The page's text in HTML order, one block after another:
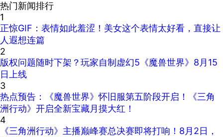
热门新闻排行
1
正惊GIF：表情如此羞涩！美女这个表情太好看，直接让
人遐想连篇
2
版权问题随时下架？玩家自制虚幻5《魔兽世界》8月15
日上线
3
热点预告：《魔兽世界》怀旧服第五阶段开启！《三角
洲行动》开启全新宝藏月摸大红！
4
《三角洲行动》主播巅峰赛总决赛即将打响！8月2日，